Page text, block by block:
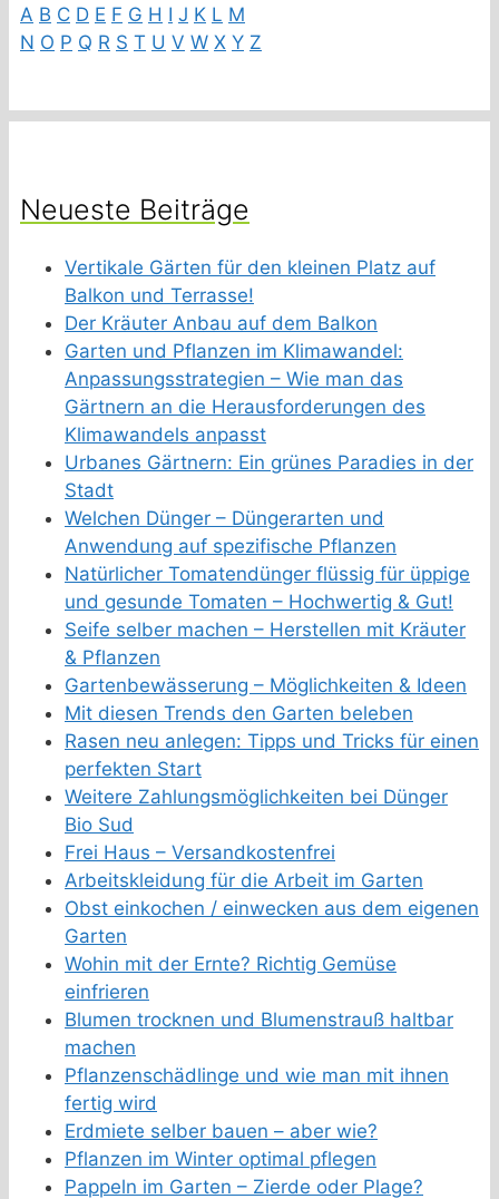
A B C D E F G H I J K L M
N O P Q R S T U V W X Y Z
Neueste Beiträge
Vertikale Gärten für den kleinen Platz auf
Balkon und Terrasse!
Der Kräuter Anbau auf dem Balkon
Garten und Pflanzen im Klimawandel:
Anpassungsstrategien – Wie man das
Gärtnern an die Herausforderungen des
Klimawandels anpasst
Urbanes Gärtnern: Ein grünes Paradies in der
Stadt
Welchen Dünger – Düngerarten und
Anwendung auf spezifische Pflanzen
Natürlicher Tomatendünger flüssig für üppige
und gesunde Tomaten – Hochwertig & Gut!
Seife selber machen – Herstellen mit Kräuter
& Pflanzen
Gartenbewässerung – Möglichkeiten & Ideen
Mit diesen Trends den Garten beleben
Rasen neu anlegen: Tipps und Tricks für einen
perfekten Start
Weitere Zahlungsmöglichkeiten bei Dünger
Bio Sud
Frei Haus – Versandkostenfrei
Arbeitskleidung für die Arbeit im Garten
Obst einkochen / einwecken aus dem eigenen
Garten
Wohin mit der Ernte? Richtig Gemüse
einfrieren
Blumen trocknen und Blumenstrauß haltbar
machen
Pflanzenschädlinge und wie man mit ihnen
fertig wird
Erdmiete selber bauen – aber wie?
Pflanzen im Winter optimal pflegen
Pappeln im Garten – Zierde oder Plage?